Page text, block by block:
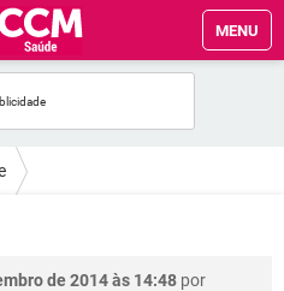
MENU
de 2014 às 14:48 por